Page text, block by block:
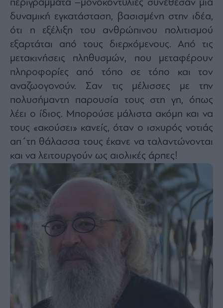
περιγράμματα –μονοκοντυλιές συνέθεσαν μια
δυναμική εγκατάσταση, βασισμένη στην ιδέα,
ότι η εξέλιξη του ανθρώπινου πολιτισμού
εξαρτάται από τους διερχόμενους. Από τις
μετακινήσεις πληθυσμών, που μεταφέρουν
πληροφορίες από τόπο σε τόπο και τον
αναζωογονούν. Σαν τις μέλισσες με την
πολυσήμαντη παρουσία τους στη γη, όπως
λέει ο ίδιος. Μπορούσε μάλιστα ακόμη και να
τους «ακούσει» κανείς, όταν ο ισχυρός νοτιάς
απ΄τη θάλασσα τους έκανε να ταλαντώνονται
και να λειτουργούν ως αιολικές άρπες!